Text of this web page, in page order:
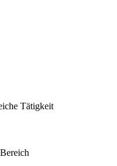
Tätigkeit